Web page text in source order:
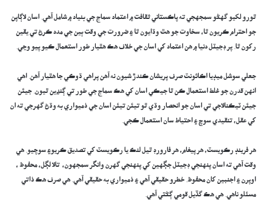
ٿورو لکيو گهڻو سمجهجي ته پاڪستاني ثقافت ۾ اعتماد سماج جي بنياد ۾ شامل آهي. اسان لاڳاپن
جو احترام ڪريون ٿا، سخاوت جو هٿ وڌايون ٿا ۽ ضرورت جي وقت ٻين جي مدد ڪرڻ تي يقين
رکون ٿا. پر ڊجيٽل دنيا ۾ هن اعتماد کي اسان جي خلاف هڪ هٿيار طور استعمال ڪيو پيو وڃي.
جعلي سوشل ميڊيا اڪائونٽ صرف پريشان ڪندڙ شيون نه آهن پراهي ڌوڪي جا هٿيار آهن. اهي
انهن قدرن جو غلط استعمال ڪن ٿا جيڪي اسان کي هڪ سماج جي طور تي ڳنڍين ٿيون. جيئن
جيئن ٽيڪنالاجي تي اسان جو انحصار وڌي ٿو تيئن تيئن اسان جي ذميواري به وڌڻ گهرجي ته ان
کي عقل، تنقيدي سوچ ۽ احتياط سان استعمال ڪجي.
هر فرينڊ رڪويسٽ، هر پيغام، هر فارورڊ ٿيل لنڪ يا رڪويسٽ کي تصديق ڪريو۽ سوچيو. هي
وقت آهي ته اسان پنهنجي ڊجيٽل جڳهين کي پنهنجي گهرن وانگر سمجهون، تالا لڳل، محفوظ ،
اوپرن ۽ اجنبين کان محفوظ. خطرو حقيقي آهي ۽ ذميواري به حقيقي آهي. هي صرف هڪ ذاتي
مسئلو ناهي. هي هڪ گڏيل قومي ڳڻتي آهي.